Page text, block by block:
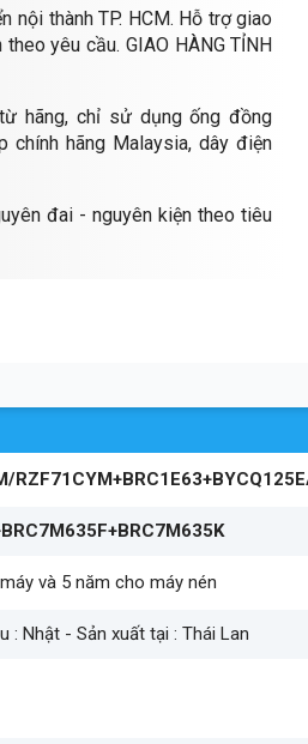
nội thành TP. HCM. Hỗ trợ giao
yêu cầu. GIAO HÀNG TỈNH
hãng, chỉ sử dụng ống đồng
chính hãng Malaysia, dây điện
đai - nguyên kiện theo tiêu
và 5 năm cho máy nén
: Nhật - Sản xuất tại : Thái Lan